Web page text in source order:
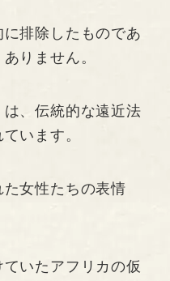
排除したものであ
りません。
は、伝統的な遠近法
います。
女性たちの表情
いたアフリカの仮